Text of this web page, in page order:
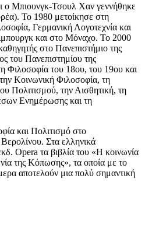
ο Μπιουνγκ-Τσουλ Χαν γεννήθηκε
Το 1980 μετοίκησε στη
Γερμανική Λογοτεχνία και
και στο Μόναχο. Το 2000
στο Πανεπιστήμιο της
του Πανεπιστημίου της
Φιλοσοφία του 18ου, του 19ου και
Κοινωνική Φιλοσοφία, τη
Πολιτισμού, την Αισθητική, τη
Ενημέρωσης και τη
και Πολιτισμό στο
Στα ελληνικά
Opera τα βιβλία του «Η κοινωνία
της Κόπωσης», τα οποία με το
αποτελούν μια πολύ σημαντική